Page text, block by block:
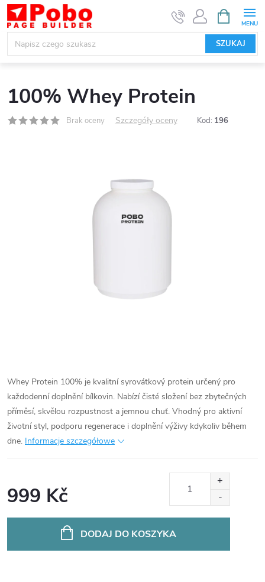
Przejść
do
treści
SZUKAJ
KOSZYK
100% Whey Protein
Brak oceny Szczegóły oceny Kod: 196
Whey Protein 100% je kvalitní syrovátkový protein určený pro
každodenní doplnění bílkovin. Nabízí čisté složení bez zbytečných
příměsí, skvělou rozpustnost a jemnou chuť. Vhodný pro aktivní
životní styl, podporu regenerace i doplnění výživy kdykoliv během
dne. Informacje szczegółowe
999 Kč
DODAJ DO KOSZYKA